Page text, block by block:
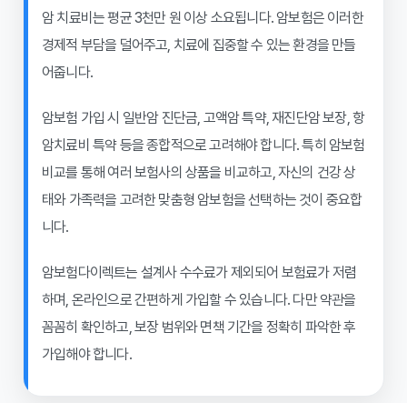
암 치료비는 평균 3천만 원 이상 소요됩니다. 암보험은 이러한
경제적 부담을 덜어주고, 치료에 집중할 수 있는 환경을 만들
어줍니다.
암보험 가입 시 일반암 진단금, 고액암 특약, 재진단암 보장, 항
암치료비 특약 등을 종합적으로 고려해야 합니다. 특히 암보험
비교를 통해 여러 보험사의 상품을 비교하고, 자신의 건강 상
태와 가족력을 고려한 맞춤형 암보험을 선택하는 것이 중요합
니다.
암보험다이렉트는 설계사 수수료가 제외되어 보험료가 저렴
하며, 온라인으로 간편하게 가입할 수 있습니다. 다만 약관을
꼼꼼히 확인하고, 보장 범위와 면책 기간을 정확히 파악한 후
가입해야 합니다.